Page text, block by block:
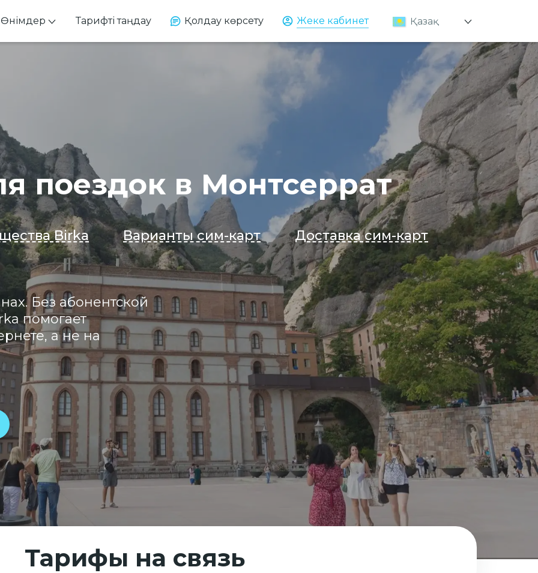
Өнімдер Тарифті таңдау Қолдау көрсету Жеке кабинет
Қазақ
Русский
English
поездок в Монтсеррат
Birka Варианты сим-карт Доставка сим-карт
Без абонентской
помогает
а не на
Тарифы на связь